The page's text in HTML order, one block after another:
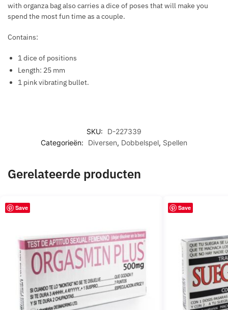
with organza bag also carries a dice of poses that will make you
spend the most fun time as a couple.
Contains:
1 dice of positions
Length: 25 mm
1 pink vibrating bullet.
SKU:
D-227339
Categorieën:
Diversen, Dobbelspel, Spellen
Gerelateerde producten
Save Save